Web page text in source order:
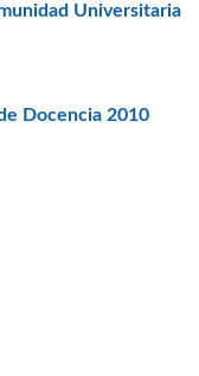
Universitaria
Docencia 2010